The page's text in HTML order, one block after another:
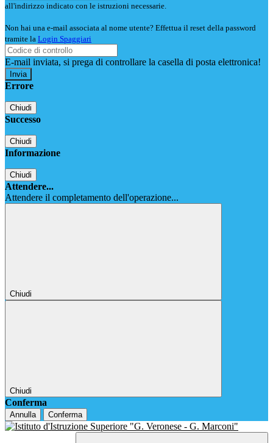
all'indirizzo indicato con le istruzioni necessarie.
Non hai una e-mail associata al nome utente? Effettua il reset della password
tramite la Login Spaggiari
E-mail inviata, si prega di controllare la casella di posta elettronica!
Errore
Chiudi
Successo
Chiudi
Informazione
Chiudi
Attendere...
Attendere il completamento dell'operazione...
Chiudi
Chiudi
Conferma
Annulla Conferma